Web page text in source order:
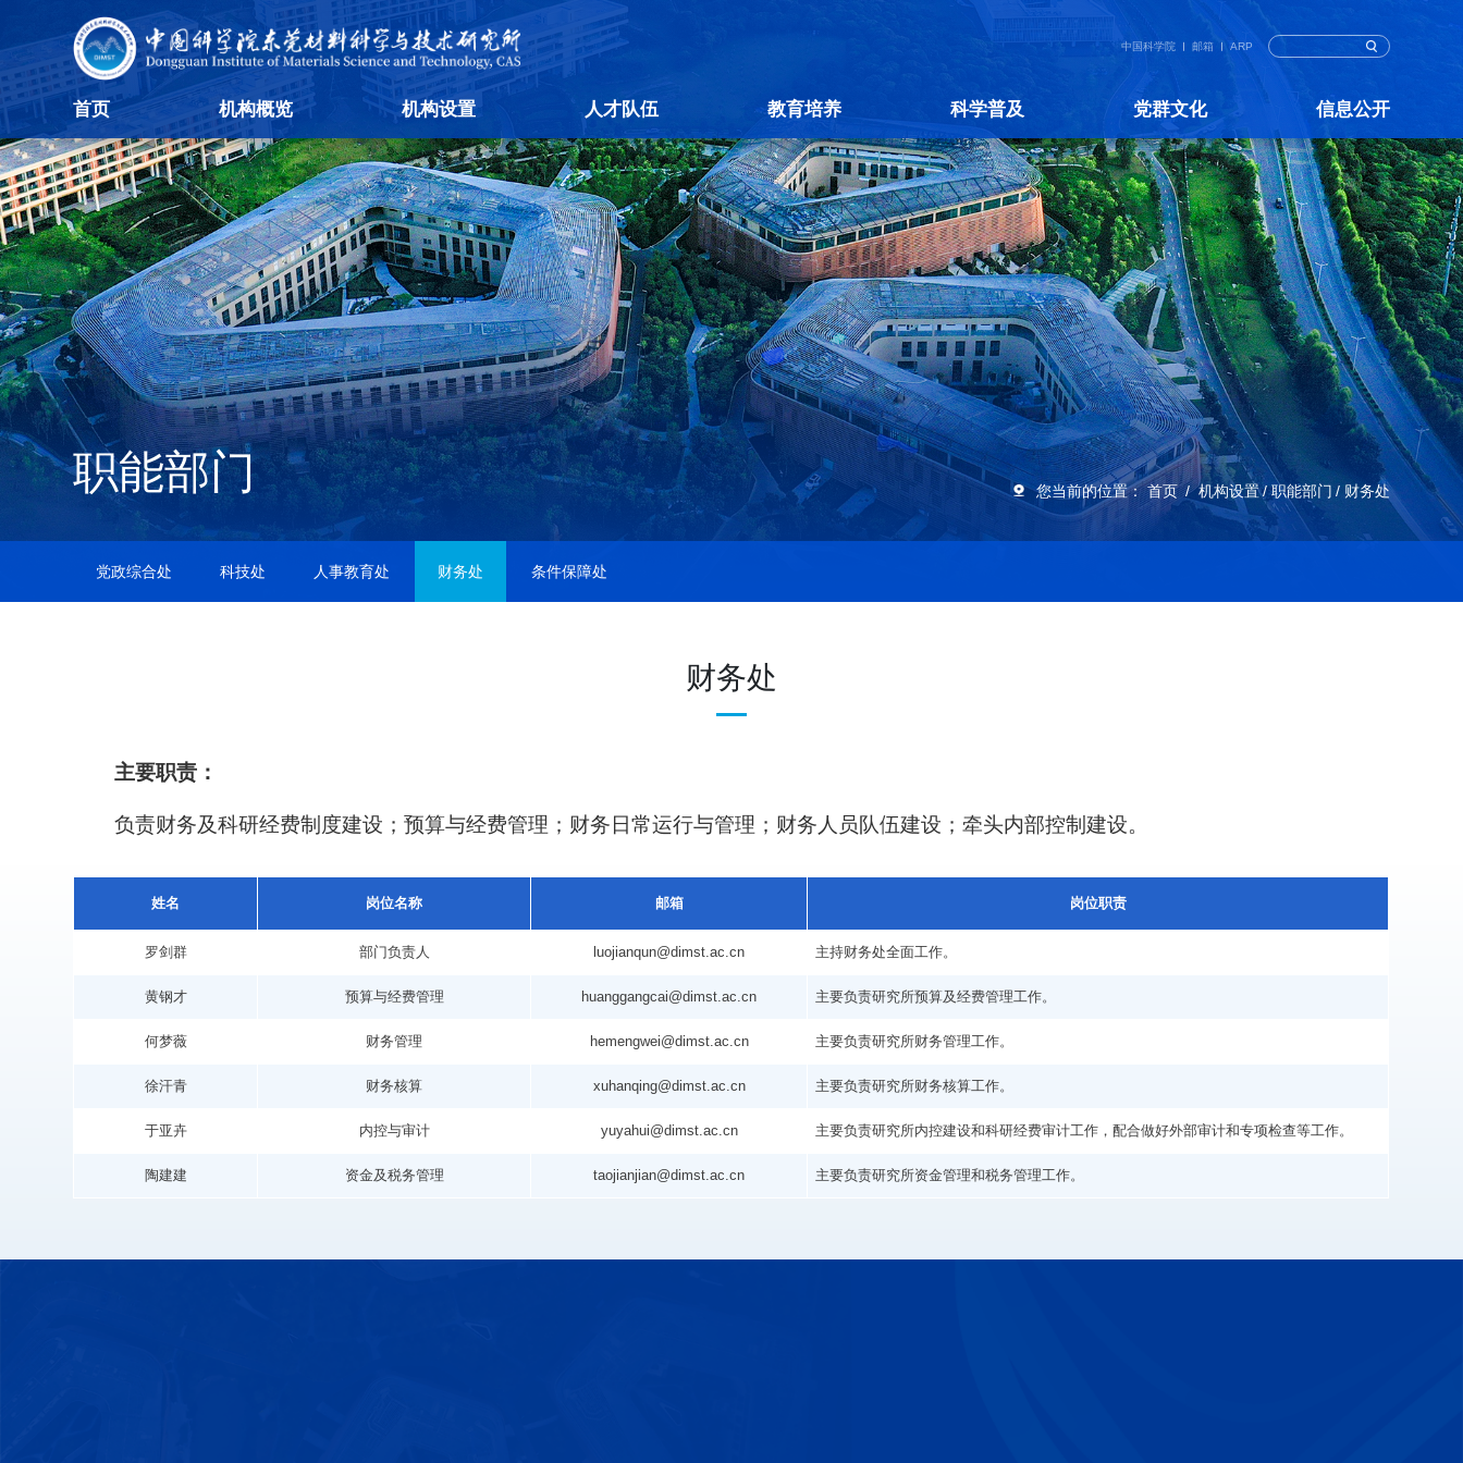
中国科学院 邮箱 ARP
首页 机构概览 机构设置 人才队伍 教育培养 科学普及 党群文化 信息公开
职能部门 您当前的位置：首页 机构设置 职能部门 财务处
党政综合处 科技处 人事教育处 财务处 条件保障处
财务处
主要职责：
负责财务及科研经费制度建设；预算与经费管理；财务日常运行与管理；财务人员队伍建设；牵头内部控制建设。
姓名 岗位名称 邮箱 岗位职责
罗剑群 部门负责人 luojianqun@dimst.ac.cn 主持财务处全面工作。
黄钢才 预算与经费管理 huanggangcai@dimst.ac.cn 主要负责研究所预算及经费管理工作。
何梦薇 财务管理 hemengwei@dimst.ac.cn 主要负责研究所财务管理工作。
徐汗青 财务核算 xuhanqing@dimst.ac.cn 主要负责研究所财务核算工作。
于亚卉 内控与审计 yuyahui@dimst.ac.cn 主要负责研究所内控建设和科研经费审计工作，配合做好外部审计和专项检查等工作。
陶建建 资金及税务管理 taojianjian@dimst.ac.cn 主要负责研究所资金管理和税务管理工作。